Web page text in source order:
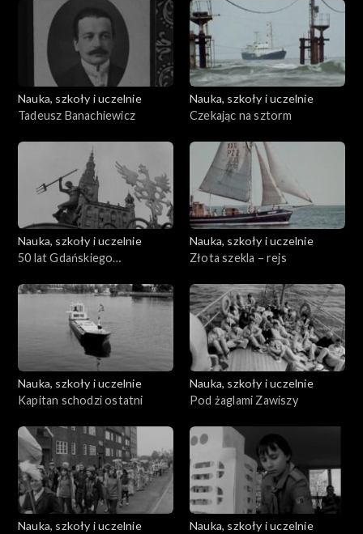
Nauka, szkoły i uczelnie
Tadeusz Banachiewicz
Nauka, szkoły i uczelnie
Czekając na sztorm
Nauka, szkoły i uczelnie
50 lat Gdańskiego
Nauka, szkoły i uczelnie
Złota szekla – rejs
Nauka, szkoły i uczelnie
Kapitan schodzi ostatni
Nauka, szkoły i uczelnie
Pod żaglami Zawiszy
Nauka, szkoły i uczelnie
Nauka, szkoły i uczelnie